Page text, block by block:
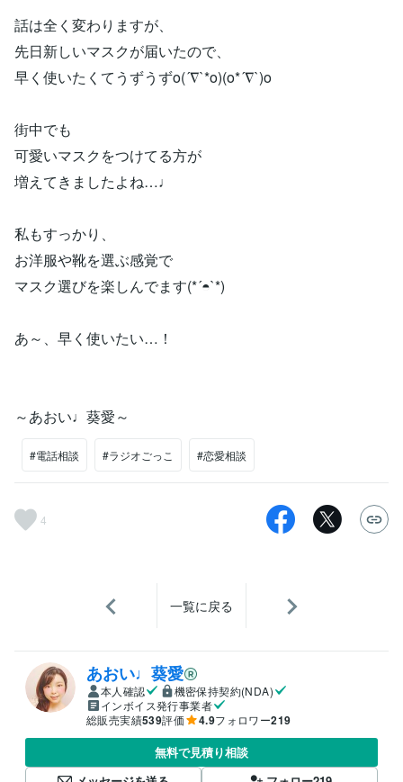
話は全く変わりますが、
先日新しいマスクが届いたので、
早く使いたくてうずうずo(´∇`*o)(o*´∇`)o
街中でも
可愛いマスクをつけてる方が
増えてきましたよね…♩
私もすっかり、
お洋服や靴を選ぶ感覚で
マスク選びを楽しんでます(*´◓`*)
あ～、早く使いたい…！
～あおい♩葵愛～
#電話相談 #ラジオごっこ #恋愛相談
4
一覧に戻る
あおい♩葵愛
本人確認
機密保持契約(NDA)
インボイス発行事業者
総販売実績539評価 4.9フォロワー219
無料で見積り相談